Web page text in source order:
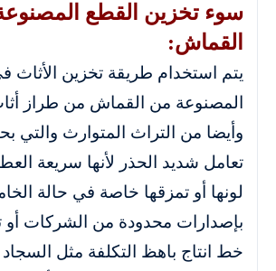
سوء تخزين القطع
القماش:
يتم استخدام طريقة تخزين الأثاث
المصنوعة من القماش من طراز
وأيضا من التراث المتوارث والتي
تعامل شديد الحذر لأنها سريعة
لونها أو تمزقها خاصة في حالة
بإصدارات محدودة من الشركات أو
خط انتاج باهظ التكلفة مثل